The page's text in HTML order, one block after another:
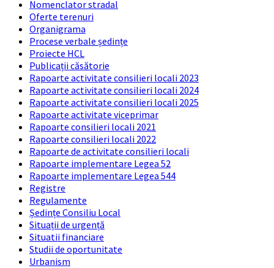
Nomenclator stradal
Oferte terenuri
Organigrama
Procese verbale ședințe
Proiecte HCL
Publicații căsătorie
Rapoarte activitate consilieri locali 2023
Rapoarte activitate consilieri locali 2024
Rapoarte activitate consilieri locali 2025
Rapoarte activitate viceprimar
Rapoarte consilieri locali 2021
Rapoarte consilieri locali 2022
Rapoarte de activitate consilieri locali
Rapoarte implementare Legea 52
Rapoarte implementare Legea 544
Registre
Regulamente
Ședințe Consiliu Local
Situații de urgență
Situatii financiare
Studii de oportunitate
Urbanism